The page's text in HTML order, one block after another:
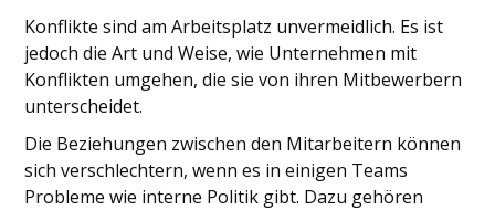
Konflikte sind am Arbeitsplatz unvermeidlich. Es ist
jedoch die Art und Weise, wie Unternehmen mit
Konflikten umgehen, die sie von ihren Mitbewerbern
unterscheidet.
Die Beziehungen zwischen den Mitarbeitern können
sich verschlechtern, wenn es in einigen Teams
Probleme wie interne Politik gibt. Dazu gehören